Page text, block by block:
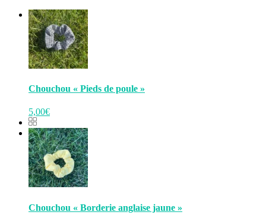
Chouchou « Pieds de poule »
5,00€
Chouchou « Borderie anglaise jaune »